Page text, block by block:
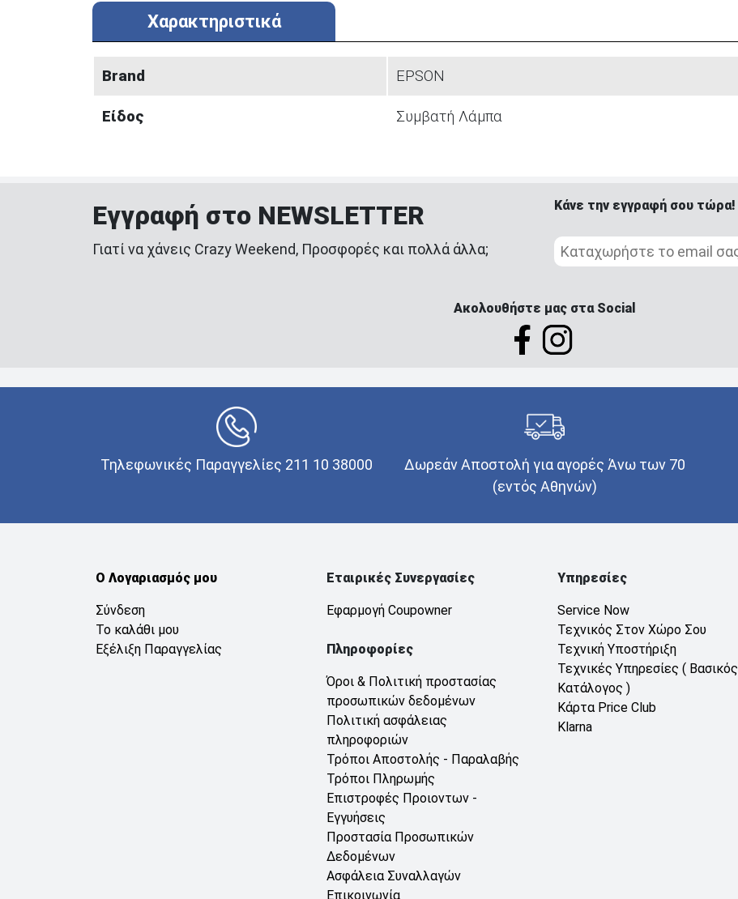
Χαρακτηριστικά
Brand EPSON
Είδος Συμβατή Λάμπα
Εγγραφή στο NEWSLETTER
Γιατί να χάνεις Crazy Weekend, Προσφορές και πολλά άλλα;
Κάνε την εγγραφή σου τώρα!
Ακολουθήστε μας στα Social
Τηλεφωνικές Παραγγελίες 211 10 38000
Δωρεάν Αποστολή για αγορές Άνω των 70
(εντός Αθηνών)
Ο Λογαριασμός μου
Σύνδεση
Το καλάθι μου
Εξέλιξη Παραγγελίας
Εταιρικές Συνεργασίες
Εφαρμογή Coupowner
Πληροφορίες
Όροι & Πολιτική προστασίας
προσωπικών δεδομένων
Πολιτική ασφάλειας
πληροφοριών
Τρόποι Αποστολής - Παραλαβής
Τρόποι Πληρωμής
Επιστροφές Προιοντων -
Εγγυήσεις
Προστασία Προσωπικών
Δεδομένων
Ασφάλεια Συναλλαγών
Επικοινωνία
Υπηρεσίες
Service Now
Τεχνικός Στον Χώρο Σου
Τεχνική Υποστήριξη
Τεχνικές Υπηρεσίες ( Βασικός
Κατάλογος )
Κάρτα Price Club
Klarna